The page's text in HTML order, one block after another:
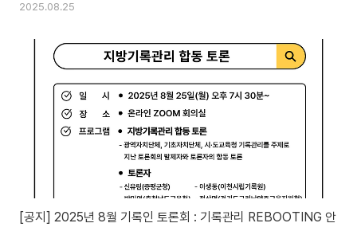
2025.08.25
[공지] 2025년 8월 기록인 토론회 : 기록관리 REBOOTING 안